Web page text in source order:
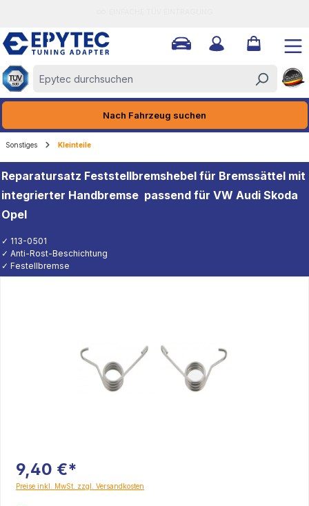
Nach Fahrzeug suchen
Sonstiges Kleinteile
Reparatursatz Feststellbremshebel für Bremssättel mit
integrierter Handbremse  passend für VW Audi Skoda
Opel
✓ 113-0501
✓ Anti-Rost-Beschichtung
✓ Festellbremse
9,40 €*
Preise inkl. MwSt. zzgl. Versandkosten